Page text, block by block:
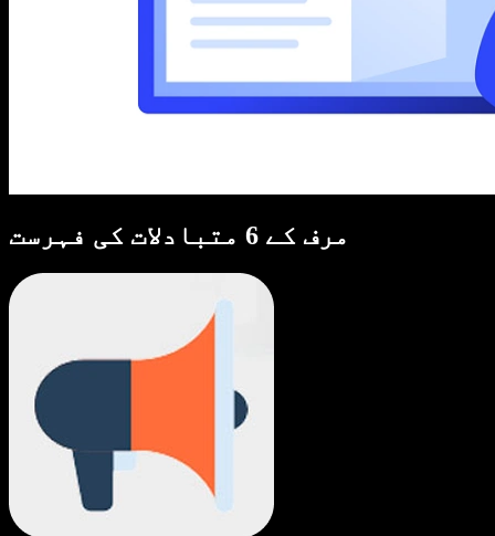
مرف کے 6 متبادلات کی فہرست